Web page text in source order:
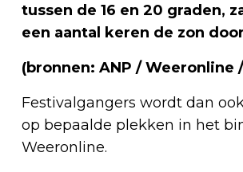
tussen de 16 en 20 graden,
een aantal keren de zon
(bronnen: ANP / Weeronline
Festivalgangers wordt dan
op bepaalde plekken in het
Weeronline.